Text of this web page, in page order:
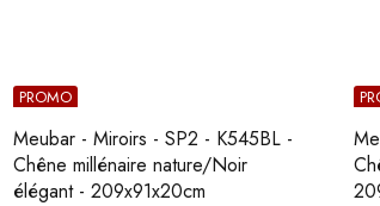
PROMO
Meubar - Miroirs - SP2 - K545BL -
Chêne millénaire nature/Noir
élégant - 209x91x20cm